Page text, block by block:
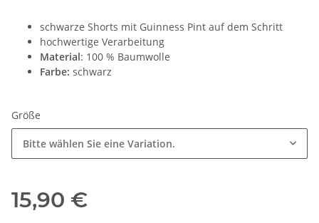
schwarze Shorts mit Guinness Pint auf dem Schritt
hochwertige Verarbeitung
Material: 100 % Baumwolle
Farbe: schwarz
Größe
Bitte wählen Sie eine Variation.
15,90 €